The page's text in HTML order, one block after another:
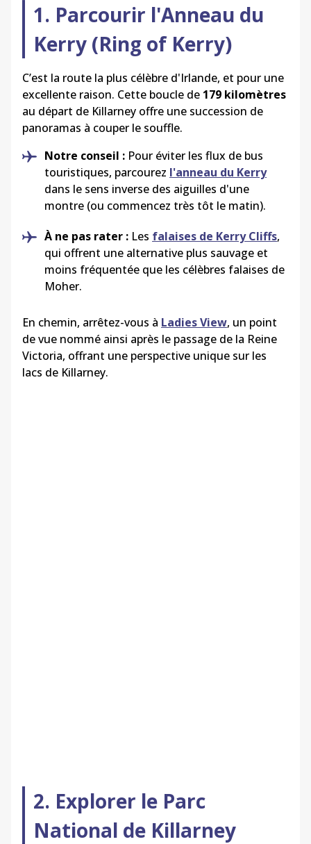
1. Parcourir l'Anneau du
Kerry (Ring of Kerry)
C’est la route la plus célèbre d'Irlande, et pour une
excellente raison. Cette boucle de 179 kilomètres
au départ de Killarney offre une succession de
panoramas à couper le souffle.
Notre conseil : Pour éviter les flux de bus
touristiques, parcourez l'anneau du Kerry
dans le sens inverse des aiguilles d'une
montre (ou commencez très tôt le matin).
À ne pas rater : Les falaises de Kerry Cliffs,
qui offrent une alternative plus sauvage et
moins fréquentée que les célèbres falaises de
Moher.
En chemin, arrêtez-vous à Ladies View, un point
de vue nommé ainsi après le passage de la Reine
Victoria, offrant une perspective unique sur les
lacs de Killarney.
2. Explorer le Parc
National de Killarney